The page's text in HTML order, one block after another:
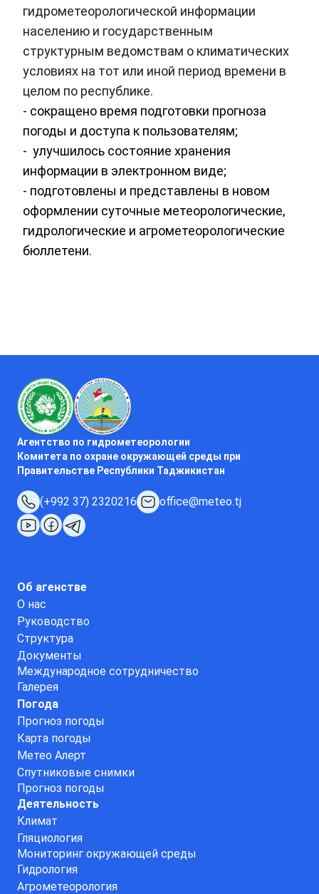
гидрометеорологической информации
населению и государственным
структурным ведомствам о климатических
условиях на тот или иной период времени в
целом по республике.
- сокращено время подготовки прогноза
погоды и доступа к пользователям;
- улучшилось состояние хранения
информации в электронном виде;
- подготовлены и представлены в новом
оформлении суточные метеорологические,
гидрологические и агрометеорологические
бюллетени.
Агентство по гидрометеорологии
Комитета по охране окружающей среды при
Правительстве Республики Таджикистан
(+992 37) 2320216 office@meteo.tj
Об агенстве
О нас
Руководство
Структура
Документы
Международное сотрудничество
Галерея
Погода
Прогноз погоды
Карта погоды
Метео Алерт
Спутниковые снимки
Прогноз погоды
Деятельность
Климат
Гляциология
Мониторинг окружающей среды
Гидрология
Агрометеорология